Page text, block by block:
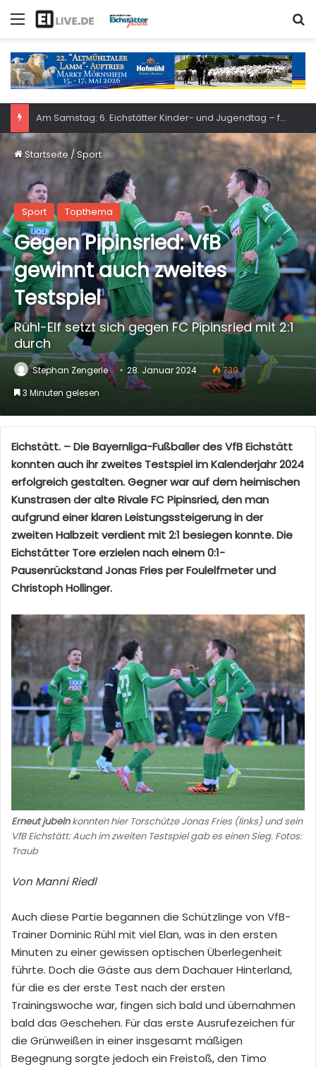
Menü
Am Samstag: 6. Eichstätter Kinder- und Jugendtag – für ganze Familie
Startseite /Sport
Sport Topthema
Gegen Pipinsried: VfB
gewinnt auch zweites
Testspiel
Rühl-Elf setzt sich gegen FC Pipinsried mit 2:1
durch
Stephan Zengerle 28. Januar 2024
739
3 Minuten gelesen
Eichstätt. – Die Bayernliga-Fußballer des VfB Eichstätt
konnten auch ihr zweites Testspiel im Kalenderjahr 2024
erfolgreich gestalten. Gegner war auf dem heimischen
Kunstrasen der alte Rivale FC Pipinsried, den man
aufgrund einer klaren Leistungssteigerung in der
zweiten Halbzeit verdient mit 2:1 besiegen konnte. Die
Eichstätter Tore erzielen nach einem 0:1-
Pausenrückstand Jonas Fries per Foulelfmeter und
Christoph Hollinger.
Erneut jubelnkonnten hier Torschütze Jonas Fries (links) und sein
VfB Eichstätt: Auch im zweiten Testspiel gab es einen Sieg. Fotos:
Traub
Von Manni Riedl
Auch diese Partie begannen die Schützlinge von VfB-
Trainer Dominic Rühl mit viel Elan, was in den ersten
Minuten zu einer gewissen optischen Überlegenheit
führte. Doch die Gäste aus dem Dachauer Hinterland,
für die es der erste Test nach der ersten
Trainingswoche war, fingen sich bald und übernahmen
bald das Geschehen. Für das erste Ausrufezeichen für
die Grünweißen in einer insgesamt mäßigen
Begegnung sorgte jedoch ein Freistoß, den Timo